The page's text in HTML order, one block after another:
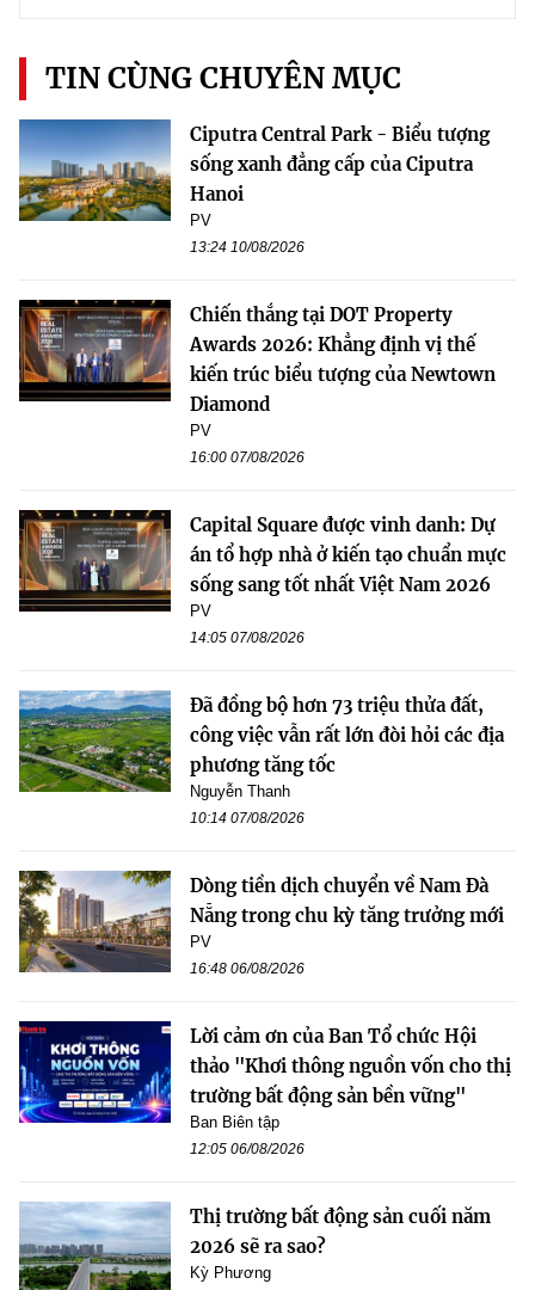
TIN CÙNG CHUYÊN MỤC
Ciputra Central Park - Biểu tượng
sống xanh đẳng cấp của Ciputra
Hanoi
PV
13:24 10/08/2026
Chiến thắng tại DOT Property
Awards 2026: Khẳng định vị thế
kiến trúc biểu tượng của Newtown
Diamond
PV
16:00 07/08/2026
Capital Square được vinh danh: Dự
án tổ hợp nhà ở kiến tạo chuẩn mực
sống sang tốt nhất Việt Nam 2026
PV
14:05 07/08/2026
Đã đồng bộ hơn 73 triệu thửa đất,
công việc vẫn rất lớn đòi hỏi các địa
phương tăng tốc
Nguyễn Thanh
10:14 07/08/2026
Dòng tiền dịch chuyển về Nam Đà
Nẵng trong chu kỳ tăng trưởng mới
PV
16:48 06/08/2026
Lời cảm ơn của Ban Tổ chức Hội
thảo "Khơi thông nguồn vốn cho thị
trường bất động sản bền vững"
Ban Biên tập
12:05 06/08/2026
Thị trường bất động sản cuối năm
2026 sẽ ra sao?
Kỳ Phương